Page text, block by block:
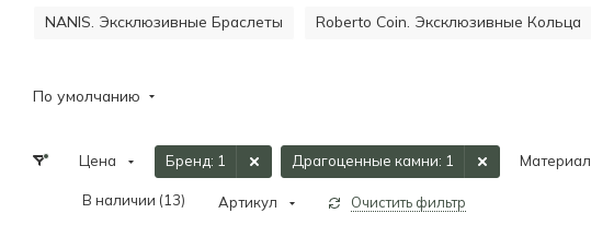
NANIS. Эксклюзивные Браслеты Roberto Coin. Эксклюзивные Кольца
По умолчанию
Цена Бренд: 1 Драгоценные камни: 1 Материал
В наличии (13) Артикул Очистить фильтр